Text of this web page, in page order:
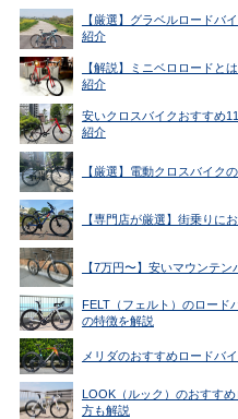
【厳選】グラベルロードバ
紹介
【解説】ミニベロロードと
紹介
安いクロスバイクおすすめ
紹介
【厳選】電動クロスバイク
【専門店が厳選】街乗りに
【7万円〜】安いマウンテ
FELT（フェルト）のロード
の特徴を解説
メリダのおすすめロードバ
LOOK（ルック）のおすす
方も解説